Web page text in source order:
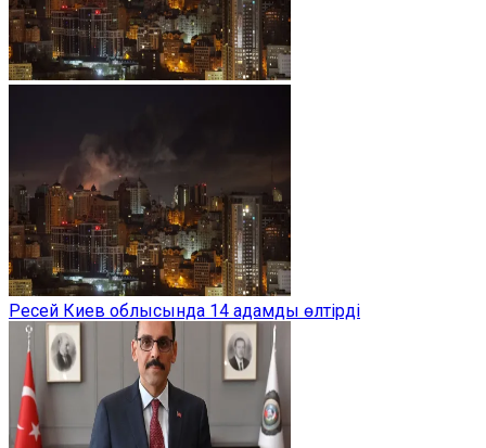
Ресей Киев облысында 14 адамды өлтірді